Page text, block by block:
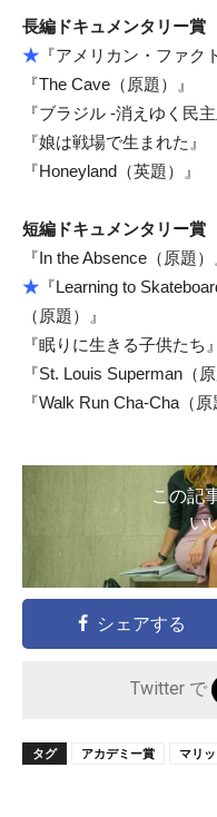
長編ドキュメンタリー賞
★ 『アメリカン・ファク
『The Cave（原題）』
『ブラジル -消えゆく民主
『娘は戦場で生まれた』
『Honeyland（英題）』
短編ドキュメンタリー賞
『In the Absence（原題）
★ 『Learning to
（原題）』
『眠りに生きる子供たち』
『St. Louis Superman（原
『Walk Run Cha-Cha（原
この記
い
シェアする
Twitter で
タグ アカデミー賞 マリ